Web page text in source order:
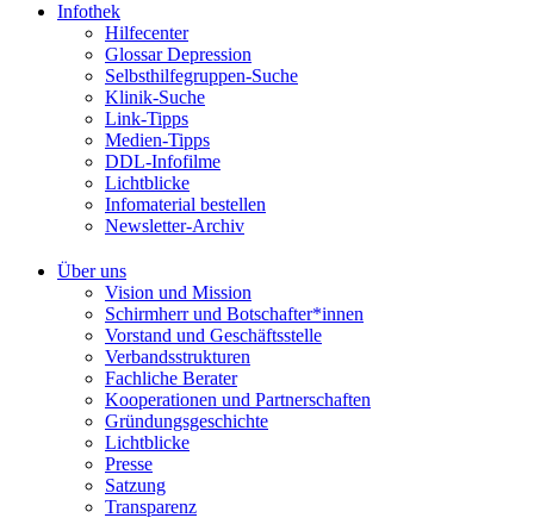
Infothek
Hilfecenter
Glossar Depression
Selbsthilfegruppen-Suche
Klinik-Suche
Link-Tipps
Medien-Tipps
DDL-Infofilme
Lichtblicke
Infomaterial bestellen
Newsletter-Archiv
Über uns
Vision und Mission
Schirmherr und Botschafter*innen
Vorstand und Geschäftsstelle
Verbandsstrukturen
Fachliche Berater
Kooperationen und Partnerschaften
Gründungsgeschichte
Lichtblicke
Presse
Satzung
Transparenz